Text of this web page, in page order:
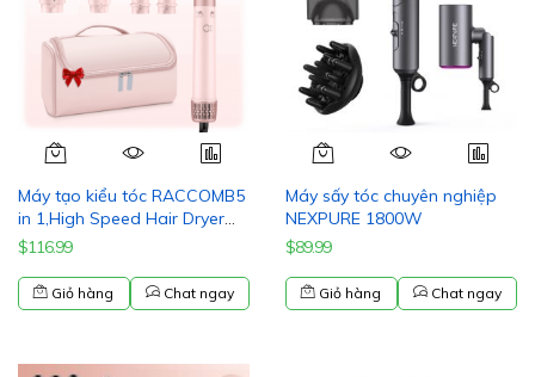
Máy tạo kiểu tóc RACCOMB5
in 1,High Speed Hair Dryer
Brush System for Salon
$116.99
Giỏ hàng Chat ngay
Máy sấy tóc chuyên nghiệp
NEXPURE 1800W
$89.99
Giỏ hàng Chat ngay